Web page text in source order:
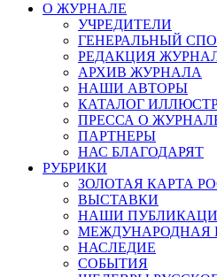
О ЖУРНАЛЕ
УЧРЕДИТЕЛИ
ГЕНЕРАЛЬНЫЙ
РЕДАКЦИЯ
АРХИВ ЖУРНАЛА
НАШИ АВТОРЫ
КАТАЛОГ
ПРЕССА О
ПАРТНЕРЫ
НАС БЛАГОДАРЯТ
РУБРИКИ
ЗОЛОТАЯ КАРТА
ВЫСТАВКИ
НАШИ
МЕЖДУНАРОДНАЯ
НАСЛЕДИЕ
СОБЫТИЯ